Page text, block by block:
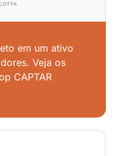
em um ativo
Veja os